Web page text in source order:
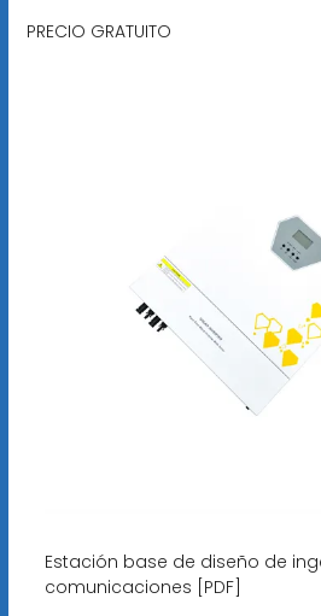
PRECIO GRATUITO
Estación base de diseño de
comunicaciones [PDF]